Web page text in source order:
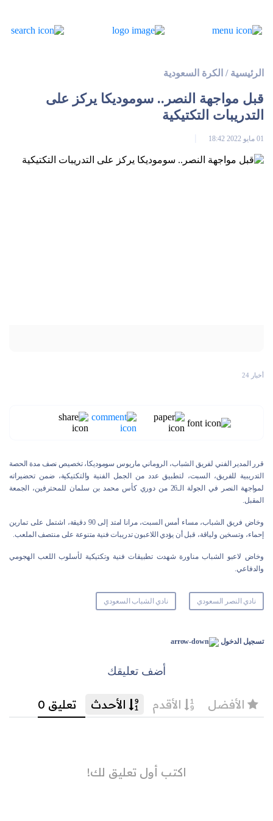
الرئيسية / الكرة السعودية
قبل مواجهة النصر.. سوموديكا يركز على
التدريبات التكتيكية
01 مايو 2022 18:42
أخبار 24
قرر المدير الفني لفريق الشباب، الروماني ماريوس سوموديكا، تخصيص نصف مدة الحصة
التدريبية للفريق، السبت، لتطبيق عدد من الجمل الفنية والتكتيكية، ضمن تحضيراته
لمواجهة النصر في الجولة الـ26 من دوري كأس محمد بن سلمان للمحترفين، الجمعة
المقبل.
وخاض فريق الشباب، مساء أمس السبت، مرانا امتد إلى 90 دقيقة، اشتمل على تمارين
إحماء، وتسخين ولياقة، قبل أن يؤدي اللاعبون تدريبات فنية متنوعة على منتصف الملعب.
وخاض لاعبو الشباب مناورة شهدت تطبيقات فنية وتكتيكية لأسلوب اللعب الهجومي
والدفاعي.
نادي النصر السعودي نادي الشباب السعودي
تسجيل الدخول
أضف تعليقك